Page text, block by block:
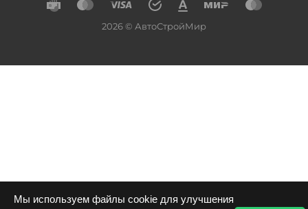
2026 © АвтоСтройМир
Мы используем файлы cookie для улучшения